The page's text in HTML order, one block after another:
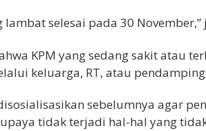
selesai pada 30 November,”
KPM yang sedang sakit atau
keluarga, RT, atau
sebelumnya agar
tidak terjadi hal-hal yang